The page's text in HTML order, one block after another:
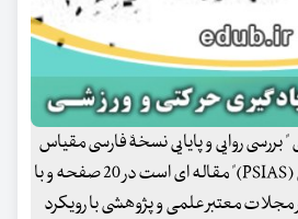
روایی و پایایی نسخۀ فارسی مقیاس
اضطراب آسیب ورزشی (PSIAS)" مقاله ای است در 20 صفحه و با
مجلات معتبر علمی و پژوهشی با رویکرد